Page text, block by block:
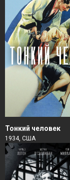
Тонкий человек
1934, США